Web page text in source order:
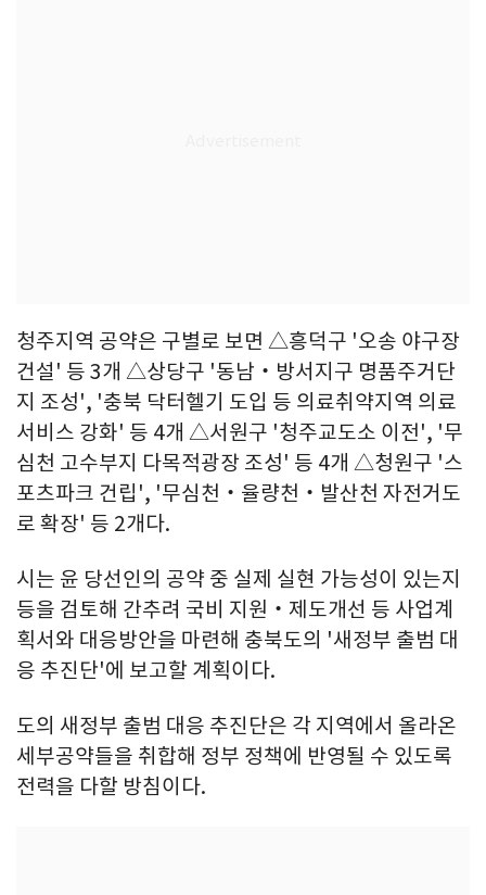
청주지역 공약은 구별로 보면 △흥덕구 '오송 야구장
건설' 등 3개 △상당구 '동남‧방서지구 명품주거단
지 조성', '충북 닥터헬기 도입 등 의료취약지역 의료
서비스 강화' 등 4개 △서원구 '청주교도소 이전', '무
심천 고수부지 다목적광장 조성' 등 4개 △청원구 '스
포츠파크 건립', '무심천‧율량천‧발산천 자전거도
로 확장' 등 2개다.
시는 윤 당선인의 공약 중 실제 실현 가능성이 있는지
등을 검토해 간추려 국비 지원‧제도개선 등 사업계
획서와 대응방안을 마련해 충북도의 '새정부 출범 대
응 추진단'에 보고할 계획이다.
도의 새정부 출범 대응 추진단은 각 지역에서 올라온
세부공약들을 취합해 정부 정책에 반영될 수 있도록
전력을 다할 방침이다.